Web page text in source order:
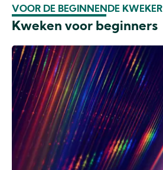
VOOR DE BEGINNENDE KWEKER
Kweken voor beginners